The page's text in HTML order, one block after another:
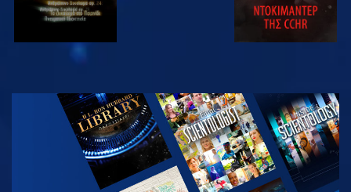
ΠΑΡΑΚΟΛΟΥΘΗΣΤΕ
ΕΞΕΡΕΥΝΗΣΤΕ
ΤΗ ΣΕΙΡΑ